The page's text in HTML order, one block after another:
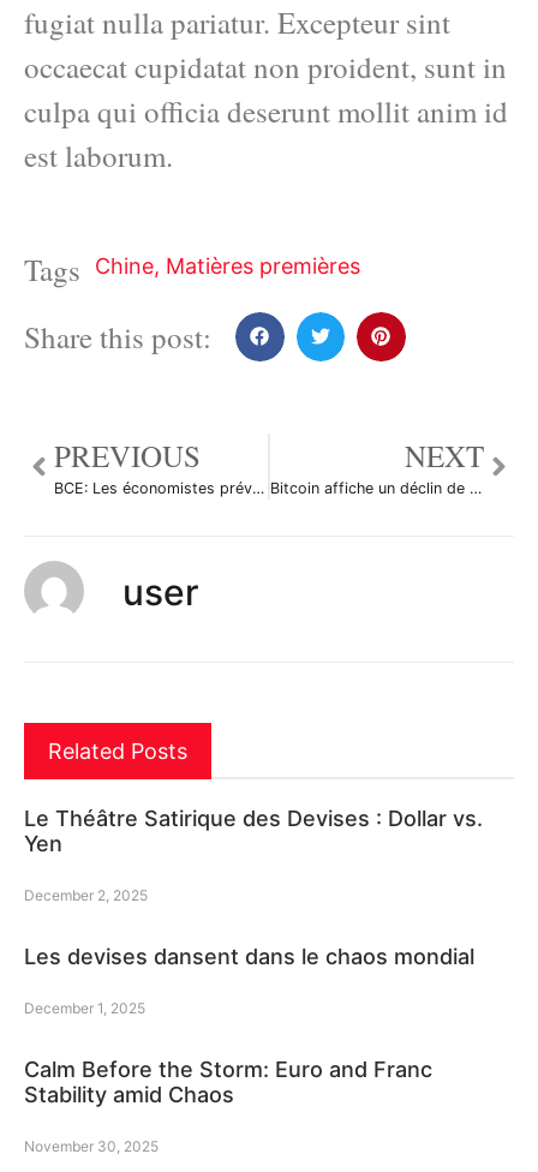
fugiat nulla pariatur. Excepteur sint
occaecat cupidatat non proident, sunt in
culpa qui officia deserunt mollit anim id
est laborum.
Tags Chine, Matières premières
Share this post:
PREVIOUS
BCE: Les économistes prévoient en majorité une baisse des taux en septembre
NEXT
Bitcoin affiche un déclin de 10% dans un marché pessimiste
user
Related Posts
Le Théâtre Satirique des Devises : Dollar vs.
Yen
December 2, 2025
Les devises dansent dans le chaos mondial
December 1, 2025
Calm Before the Storm: Euro and Franc
Stability amid Chaos
November 30, 2025